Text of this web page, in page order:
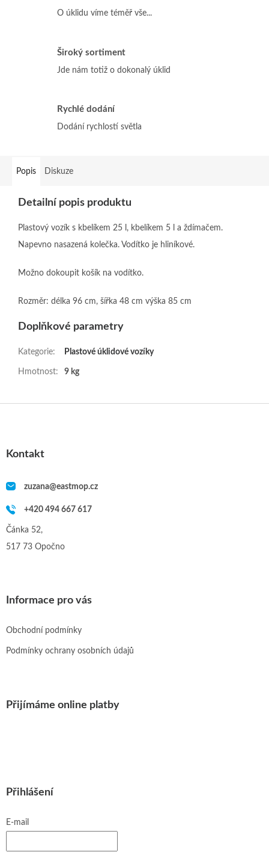
O úklidu víme téměř vše...
Široký sortiment
Jde nám totiž o dokonalý úklid
Rychlé dodání
Dodání rychlostí světla
Popis Diskuze
Detailní popis produktu
Plastový vozík s kbelíkem 25 l, kbelíkem 5 l a ždímačem.
Napevno nasazená kolečka. Vodítko je hliníkové.
Možno dokoupit košík na vodítko.
Rozměr: délka 96 cm, šířka 48 cm výška 85 cm
Doplňkové parametry
Kategorie: Plastové úklidové vozíky
Hmotnost: 9 kg
Kontakt
zuzana@eastmop.cz
+420 494 667 617
Čánka 52,
517 73 Opočno
Informace pro vás
Obchodní podmínky
Podmínky ochrany osobních údajů
Přijímáme online platby
Přihlášení
E-mail